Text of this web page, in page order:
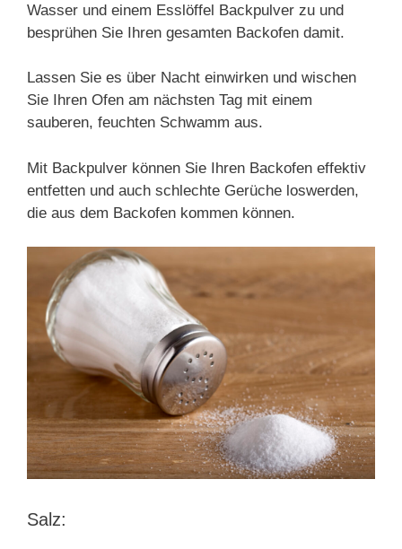
Wasser und einem Esslöffel Backpulver zu und
besprühen Sie Ihren gesamten Backofen damit.
Lassen Sie es über Nacht einwirken und wischen
Sie Ihren Ofen am nächsten Tag mit einem
sauberen, feuchten Schwamm aus.
Mit Backpulver können Sie Ihren Backofen effektiv
entfetten und auch schlechte Gerüche loswerden,
die aus dem Backofen kommen können.
Salz: